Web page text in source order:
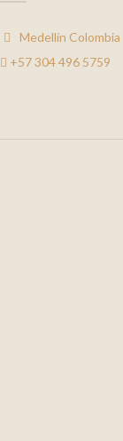
Medellín Colombia
+57 304 496 5759